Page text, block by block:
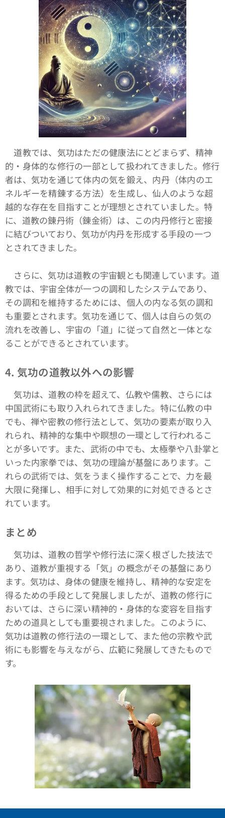
道教では、気功はただの健康法にとどまらず、精神
的・身体的な修行の一部として扱われてきました。修行
者は、気功を通じて体内の気を鍛え、内丹（体内のエ
ネルギーを精錬する方法）を生成し、仙人のような超
越的な存在を目指すことが理想とされていました。特
に、道教の錬丹術（錬金術）は、この内丹修行と密接
に結びついており、気功が内丹を形成する手段の一つ
とされてきました。
さらに、気功は道教の宇宙観とも関連しています。道
教では、宇宙全体が一つの調和したシステムであり、
その調和を維持するためには、個人の内なる気の調和
も重要とされます。気功を通じて、個人は自らの気の
流れを改善し、宇宙の「道」に従って自然と一体とな
ることができるとされています。
4. 気功の道教以外への影響
気功は、道教の枠を超えて、仏教や儒教、さらには
中国武術にも取り入れられてきました。特に仏教の中
でも、禅や密教の修行法として、気功の要素が取り入
れられ、精神的な集中や瞑想の一環として行われるこ
とが多いです。また、武術の中でも、太極拳や八卦掌と
いった内家拳では、気功の理論が基盤にあります。こ
れらの武術では、気をうまく操作することで、力を最
大限に発揮し、相手に対して効果的に対処できるとさ
れています。
まとめ
気功は、道教の哲学や修行法に深く根ざした技法で
あり、道教が重視する「気」の概念がその基盤にあり
ます。気功は、身体の健康を維持し、精神的な安定を
得るための手段として発展しましたが、道教の修行に
おいては、さらに深い精神的・身体的な変容を目指す
ための道具としても重要視されました。このように、
気功は道教の修行法の一環として、また他の宗教や武
術にも影響を与えながら、広範に発展してきたもので
す。